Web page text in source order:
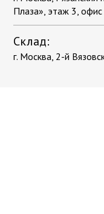
Плаза», этаж 3,
Склад:
г. Москва, 2-й